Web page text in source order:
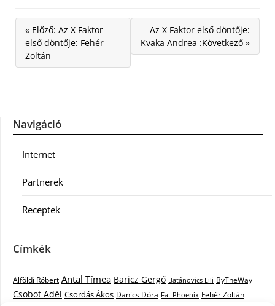
« Előző: Az X Faktor
első döntője: Fehér
Zoltán
Az X Faktor első döntője:
Kvaka Andrea :Következő »
Navigáció
Internet
Partnerek
Receptek
Címkék
Alföldi Róbert Antal Tímea Baricz Gergő Batánovics Lili ByTheWay
Csobot Adél Csordás Ákos Danics Dóra Fat Phoenix Fehér Zoltán